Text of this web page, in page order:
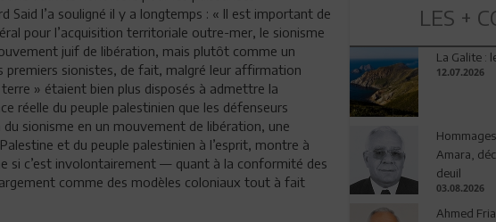
Said l’a souligné il y a longtemps : « Il est important de
pour l’acquisition territoriale outre-mer, le sionisme
juif de libération, mais plutôt comme un
premiers sionistes, de fait, malgré leur affirmation
» étaient bien plus disposés à admettre la
réelle du peuple palestinien que les défenseurs
sionisme en un mouvement de libération, une
et du peuple palestinien à l’esprit, montre à
si c’est involontairement — quant à la conformité des
comme des modèles coloniaux tout à fait
LES +
La Galite :
12.07.2026
Amara,
deuil
03.08.2026
Ahmed